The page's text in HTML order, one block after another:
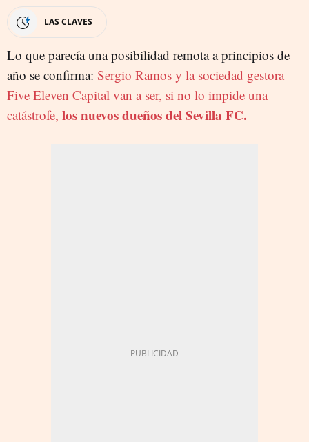
LAS CLAVES
Lo que parecía una posibilidad remota a principios de
año se confirma: Sergio Ramos y la sociedad gestora
Five Eleven Capital van a ser, si no lo impide una
catástrofe, los nuevos dueños del Sevilla FC.